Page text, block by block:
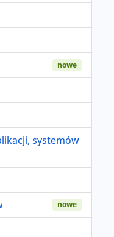
nowe
systemów
nowe